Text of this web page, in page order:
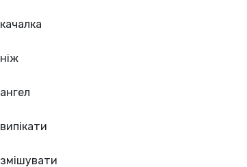
качалка
ніж
ангел
випікати
змішувати